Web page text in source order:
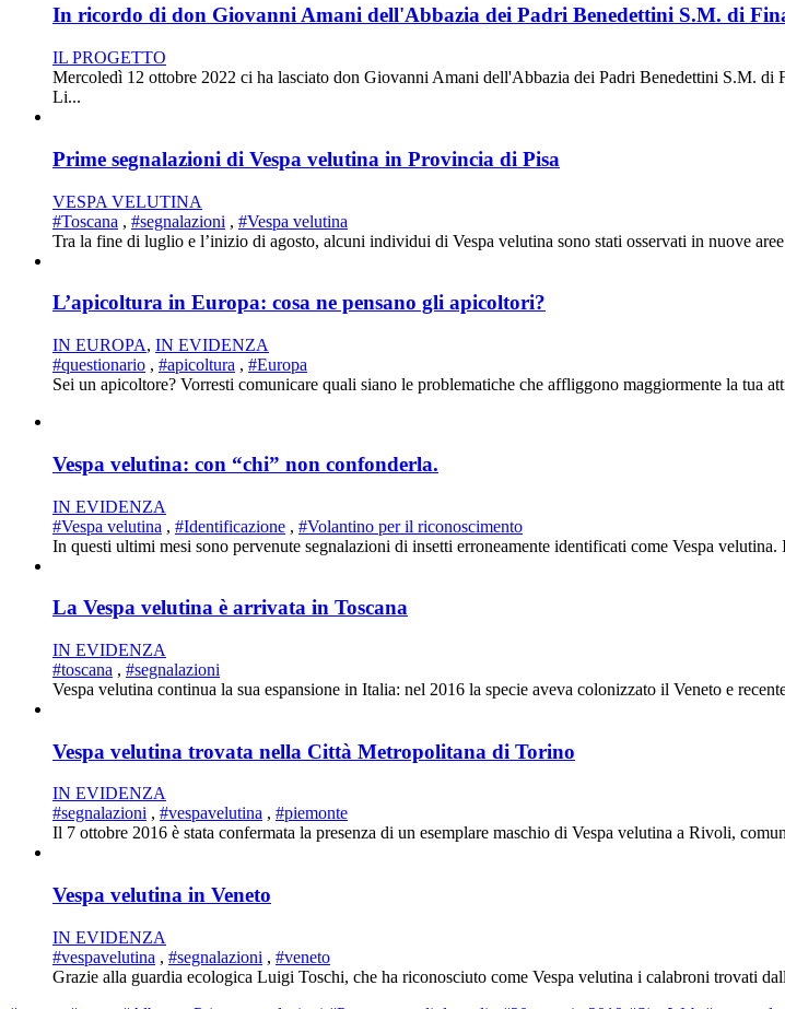
In ricordo di don Giovanni Amani dell'Abbazia dei Padri Benedettini S.M. di
IL PROGETTO
Mercoledì 12 ottobre 2022 ci ha lasciato don Giovanni Amani dell'Abbazia dei Padri Benedettini S.M.
Li...
Prime segnalazioni di Vespa velutina in Provincia di Pisa
VESPA VELUTINA
#Toscana , #segnalazioni , #Vespa velutina
Tra la fine di luglio e l’inizio di agosto, alcuni individui di Vespa velutina sono stati osservati in nuove
L’apicoltura in Europa: cosa ne pensano gli apicoltori?
IN EUROPA, IN EVIDENZA
#questionario , #apicoltura , #Europa
Sei un apicoltore? Vorresti comunicare quali siano le problematiche che affliggono maggiormente la tua
Vespa velutina: con “chi” non confonderla.
IN EVIDENZA
#Vespa velutina , #Identificazione , #Volantino per il riconoscimento
In questi ultimi mesi sono pervenute segnalazioni di insetti erroneamente identificati come Vespa
La Vespa velutina è arrivata in Toscana
IN EVIDENZA
#toscana , #segnalazioni
Vespa velutina continua la sua espansione in Italia: nel 2016 la specie aveva colonizzato il Veneto e
Vespa velutina trovata nella Città Metropolitana di Torino
IN EVIDENZA
#segnalazioni , #vespavelutina , #piemonte
Il 7 ottobre 2016 è stata confermata la presenza di un esemplare maschio di Vespa velutina a Rivoli,
Vespa velutina in Veneto
IN EVIDENZA
#vespavelutina , #segnalazioni , #veneto
Grazie alla guardia ecologica Luigi Toschi, che ha riconosciuto come Vespa velutina i calabroni trovati